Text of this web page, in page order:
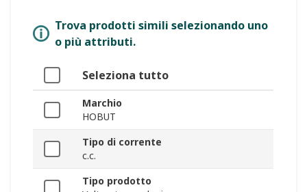
Trova prodotti simili selezionando uno
o più attributi.
Seleziona tutto
Marchio
HOBUT
Tipo di corrente
c.c.
Tipo prodotto